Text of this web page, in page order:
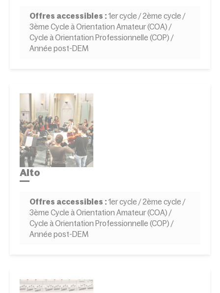
Offres accessibles : 1er cycle / 2ème cycle /
3ème Cycle à Orientation Amateur (COA) /
Cycle à Orientation Professionnelle (COP) /
Année post-DEM
Alto
Offres accessibles : 1er cycle / 2ème cycle /
3ème Cycle à Orientation Amateur (COA) /
Cycle à Orientation Professionnelle (COP) /
Année post-DEM